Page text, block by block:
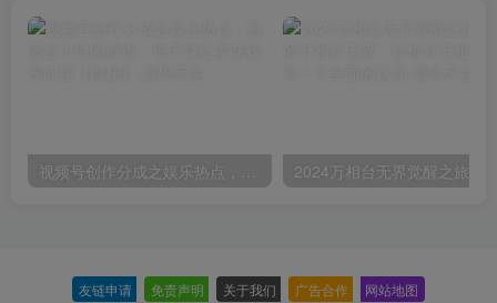
视频号创作分成之娱乐热点，最适合小白的赛道，每天赚点零花钱没问题【揭秘】
友链申请 免责声明 关于我们 广告合作 网站地图